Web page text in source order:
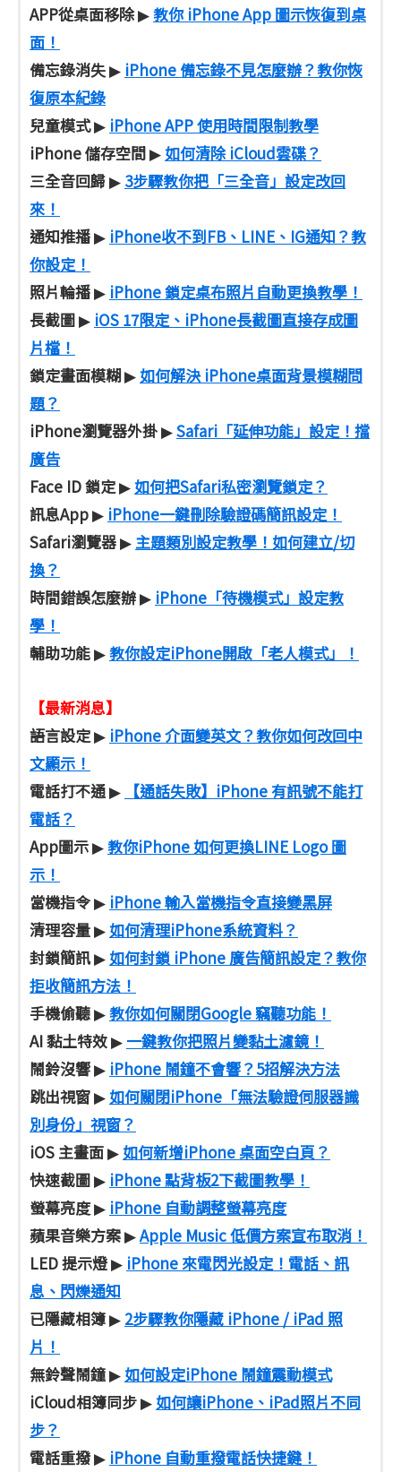
APP從桌面移除▶教你 iPhone App 圖示恢復到桌
面！
備忘錄消失▶ iPhone 備忘錄不見怎麼辦？教你恢
復原本紀錄
兒童模式▶ iPhone APP 使用時間限制教學
iPhone 儲存空間▶如何清除 iCloud雲碟？
三全音回歸▶ 3步驟教你把「三全音」設定改回
來！
通知推播▶ iPhone收不到FB、LINE、IG通知？教
你設定！
照片輪播▶ iPhone 鎖定桌布照片自動更換教學！
長截圖▶ iOS 17限定、iPhone長截圖直接存成圖
片檔！
鎖定畫面模糊▶如何解決 iPhone桌面背景模糊問
題？
iPhone瀏覽器外掛▶Safari「延伸功能」設定！擋
廣告
Face ID 鎖定▶如何把Safari私密瀏覽鎖定？
訊息App▶ iPhone一鍵刪除驗證碼簡訊設定！
Safari瀏覽器▶ 主題類別設定教學！如何建立/切
換？
時間錯誤怎麼辦▶ iPhone「待機模式」設定教
學！
輔助功能▶教你設定iPhone開啟「老人模式」！
【最新消息】
語言設定▶ iPhone 介面變英文？教你如何改回中
文顯示！
電話打不通▶
【通話失敗】iPhone 有訊號不能打
電話？
App圖示▶教你iPhone 如何更換LINE Logo 圖
示！
當機指令▶ iPhone 輸入當機指令直接變黑屏
清理容量▶如何清理iPhone系統資料？
封鎖簡訊▶如何封鎖 iPhone 廣告簡訊設定？教你
拒收簡訊方法！
手機偷聽▶教你如何關閉Google 竊聽功能！
AI 黏土特效▶ 一鍵教你把照片變黏土濾鏡！
鬧鈴沒響▶ iPhone 鬧鐘不會響？5招解決方法
跳出視窗▶如何關閉iPhone「無法驗證伺服器識
別身份」視窗？
iOS 主畫面▶如何新增iPhone 桌面空白頁？
快速截圖▶ iPhone 點背板2下截圖教學！
螢幕亮度▶ iPhone 自動調整螢幕亮度
蘋果音樂方案▶Apple Music 低價方案宣布取消！
LED 提示燈▶ iPhone 來電閃光設定！電話、訊
息、閃爍通知
已隱藏相簿▶ 2步驟教你隱藏 iPhone / iPad 照
片！
無鈴聲鬧鐘▶如何設定iPhone 鬧鐘震動模式
iCloud相簿同步▶如何讓iPhone、iPad照片不同
步？
電話重撥▶ iPhone 自動重撥電話快捷鍵！